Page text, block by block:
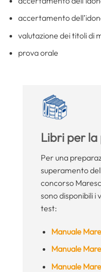
accertamento
valutazione dei titoli di
prova orale
Libri per
Per una
superamento
concorso
sono disponibili i
test:
Manuale
Manuale
Manuale